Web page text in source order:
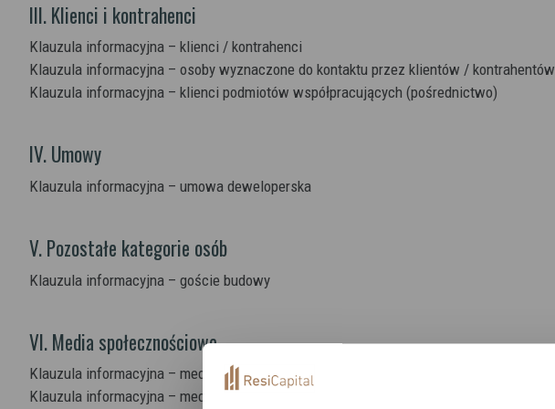
III. Klienci i kontrahenci
Klauzula informacyjna – klienci / kontrahenci
Klauzula informacyjna – osoby wyznaczone do kontaktu przez klientów / kontrahentów
Klauzula informacyjna – klienci podmiotów współpracujących (pośrednictwo)
IV. Umowy
Klauzula informacyjna – umowa deweloperska
V. Pozostałe kategorie osób
Klauzula informacyjna – goście budowy
VI. Media społecznościowe
Klauzula informacyjna – media społecznościowe (Facebook / Instagram)
Klauzula informacyjna – media społecznościowe (LinkedIn)